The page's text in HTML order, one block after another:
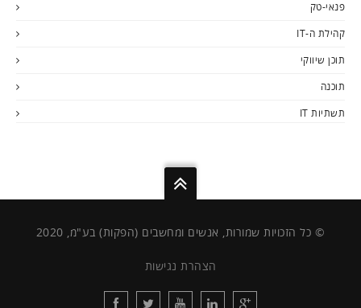
פנאי-טק
קהילת ה-IT
תוכן שיווקי
תוכנה
תשתיות IT
© כל הזכויות שמורות, אנשים ומחשבים (הפקות) בע"מ, 2020
הצהרת נגישות